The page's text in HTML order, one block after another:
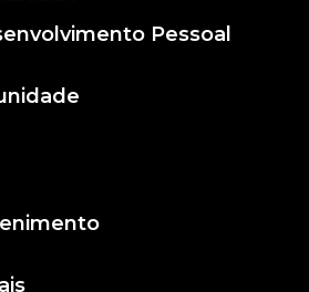
de Rádio - Todos os